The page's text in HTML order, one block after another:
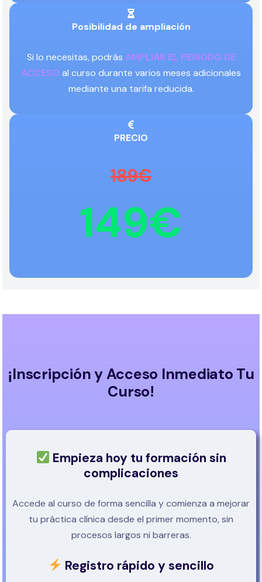
Posibilidad de ampliación
Si lo necesitas, podrás AMPLIAR EL PERIODO DE
ACCESO al curso durante varios meses adicionales
mediante una tarifa reducida.
PRECIO
189€
149€
¡Inscripción y Acceso Inmediato Tu
Curso!
Empieza hoy tu formación sin
complicaciones
Accede al curso de forma sencilla y comienza a mejorar
tu práctica clínica desde el primer momento, sin
procesos largos ni barreras.
Registro rápido y sencillo